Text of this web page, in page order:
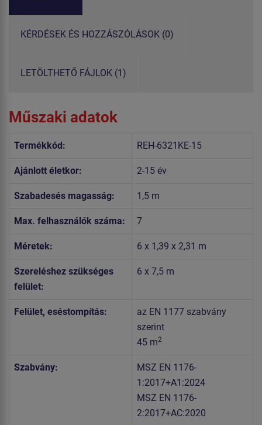
KÉRDÉSEK ÉS HOZZÁSZÓLÁSOK (0)
LETÖLTHETŐ FÁJLOK (1)
Műszaki adatok
Termékkód: REH-6321KE-15
Ajánlott életkor: 2-15 év
Szabadesés magasság: 1,5 m
Max. felhasználók száma: 7
Méretek: 6 x 1,39 x 2,31 m
Szereléshez szükséges
felület:
6 x 7,5 m
Felület, eséstompítás:
az EN 1177 szabvány
szerint
45 m2
Szabvány:
MSZ EN 1176-
1:2017+A1:2024
MSZ EN 1176-
2:2017+AC:2020